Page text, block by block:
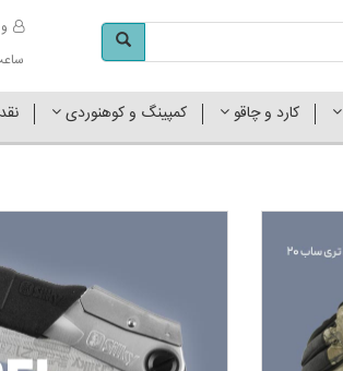
ساعت
کارد و چاقو کمپینگ و کوهنوردی